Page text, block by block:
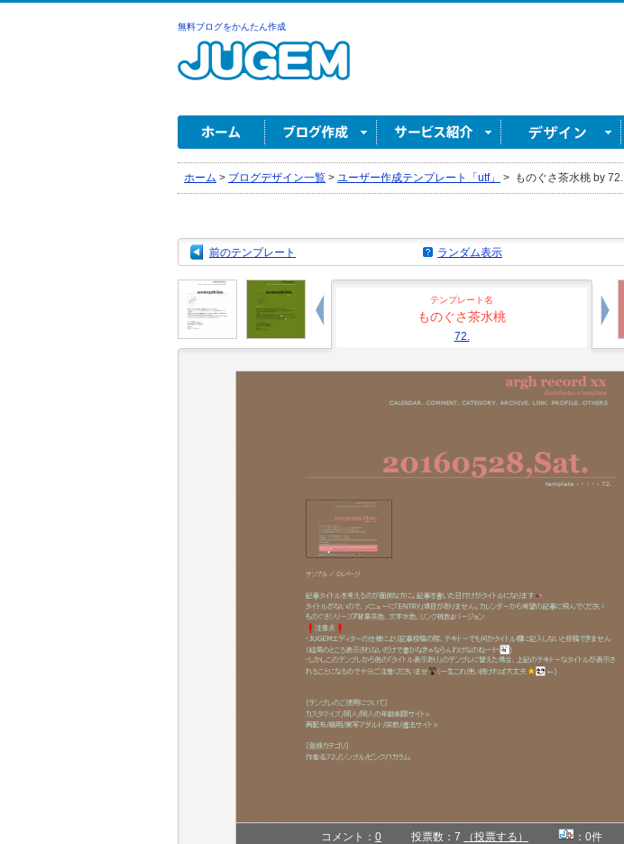
無料ブログをかんたん作成
ホーム > ブログデザイン一覧 > ユーザー作成テンプレート「utf」 > ものぐさ茶水桃 by 72.
前のテンプレート ランダム表示
テンプレート名
ものぐさ茶水桃
72.
コメント： 0 投票数：7 （投票する） ：0件